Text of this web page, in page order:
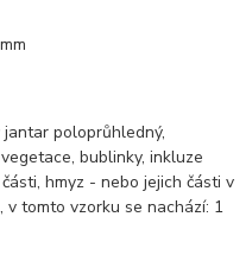
poloprůhledný,
bublinky, inkluze
hmyz - nebo jejich části v
tomto vzorku se nachází: 1